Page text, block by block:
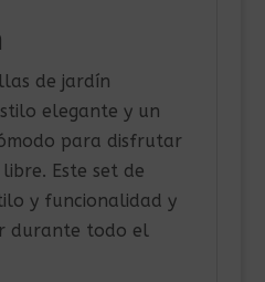
de jardín
elegante y un
para disfrutar
Este set de
y funcionalidad y
durante todo el